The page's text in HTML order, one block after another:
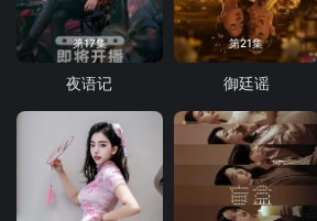
第17集
夜语记
第21集
御廷谣